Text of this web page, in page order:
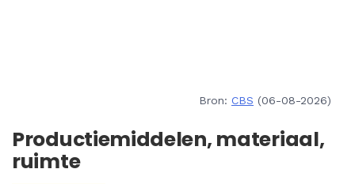
Bron: CBS (06-08-2026)
Productiemiddelen, materiaal,
ruimte